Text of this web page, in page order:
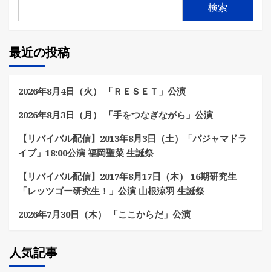
検索
最近の投稿
2026年8月4日（火） 「ＲＥＳＥＴ」公演
2026年8月3日（月） 「手をつなぎながら」公演
【リバイバル配信】2013年8月3日（土）「パジャマドラ
イブ」18:00公演 福岡聖菜 生誕祭
【リバイバル配信】2017年8月17日（木） 16期研究生
「レッツゴー研究生！」公演 山根涼羽 生誕祭
2026年7月30日（木） 「ここからだ」公演
人気記事